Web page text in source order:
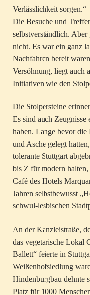
Verlässlichkeit sorgen.“
Die Besuche und
selbstverständlich. Aber
nicht. Es war ein ganz
Nachfahren bereit
Versöhnung, liegt auch
Initiativen wie den
Die Stolpersteine
Es sind auch
haben. Lange bevor die
und Asche gelegt
tolerante Stuttgart
bis Z für modern
Café des Hotels
Jahren selbstbewusst
schwul-lesbischen
An der Kanzleistraße,
das vegetarische Lokal
Ballett“ feierte in
Weißenhofsiedlung
Hindenburgbau dehnte
Platz für 1000